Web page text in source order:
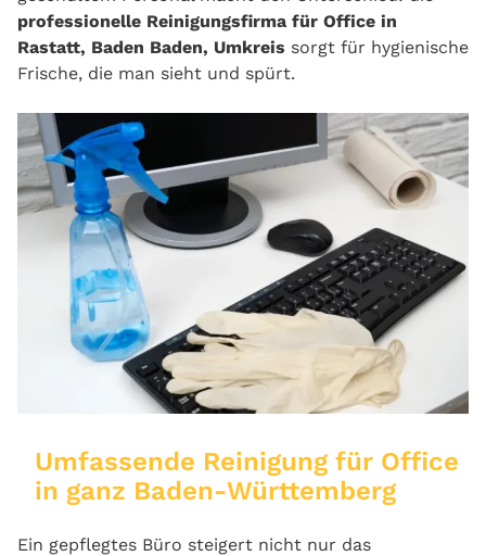
professionelle Reinigungsfirma für Office in
Rastatt, Baden Baden, Umkreis sorgt für hygienische
Frische, die man sieht und spürt.
Umfassende Reinigung für Office
in ganz Baden-Württemberg
Ein gepflegtes Büro steigert nicht nur das